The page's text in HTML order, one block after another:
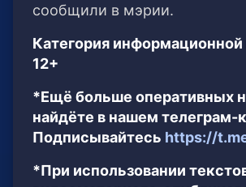
сообщили в мэрии.
Категория
12+
*Ещё больше оперативных
найдёте в нашем телеграм-
Подписывайтесь https://
*При использовании